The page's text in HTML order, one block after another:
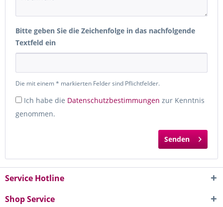
Bitte geben Sie die Zeichenfolge in das nachfolgende
Textfeld ein
Die mit einem * markierten Felder sind Pflichtfelder.
Ich habe die Datenschutzbestimmungen zur Kenntnis
genommen.
Senden
Service Hotline
Shop Service